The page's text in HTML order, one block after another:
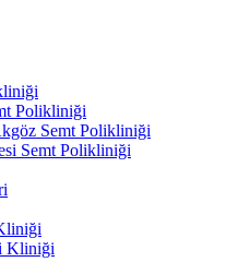
Polikliniği
Semt Polikliniği
Semt Polikliniği
Kliniği